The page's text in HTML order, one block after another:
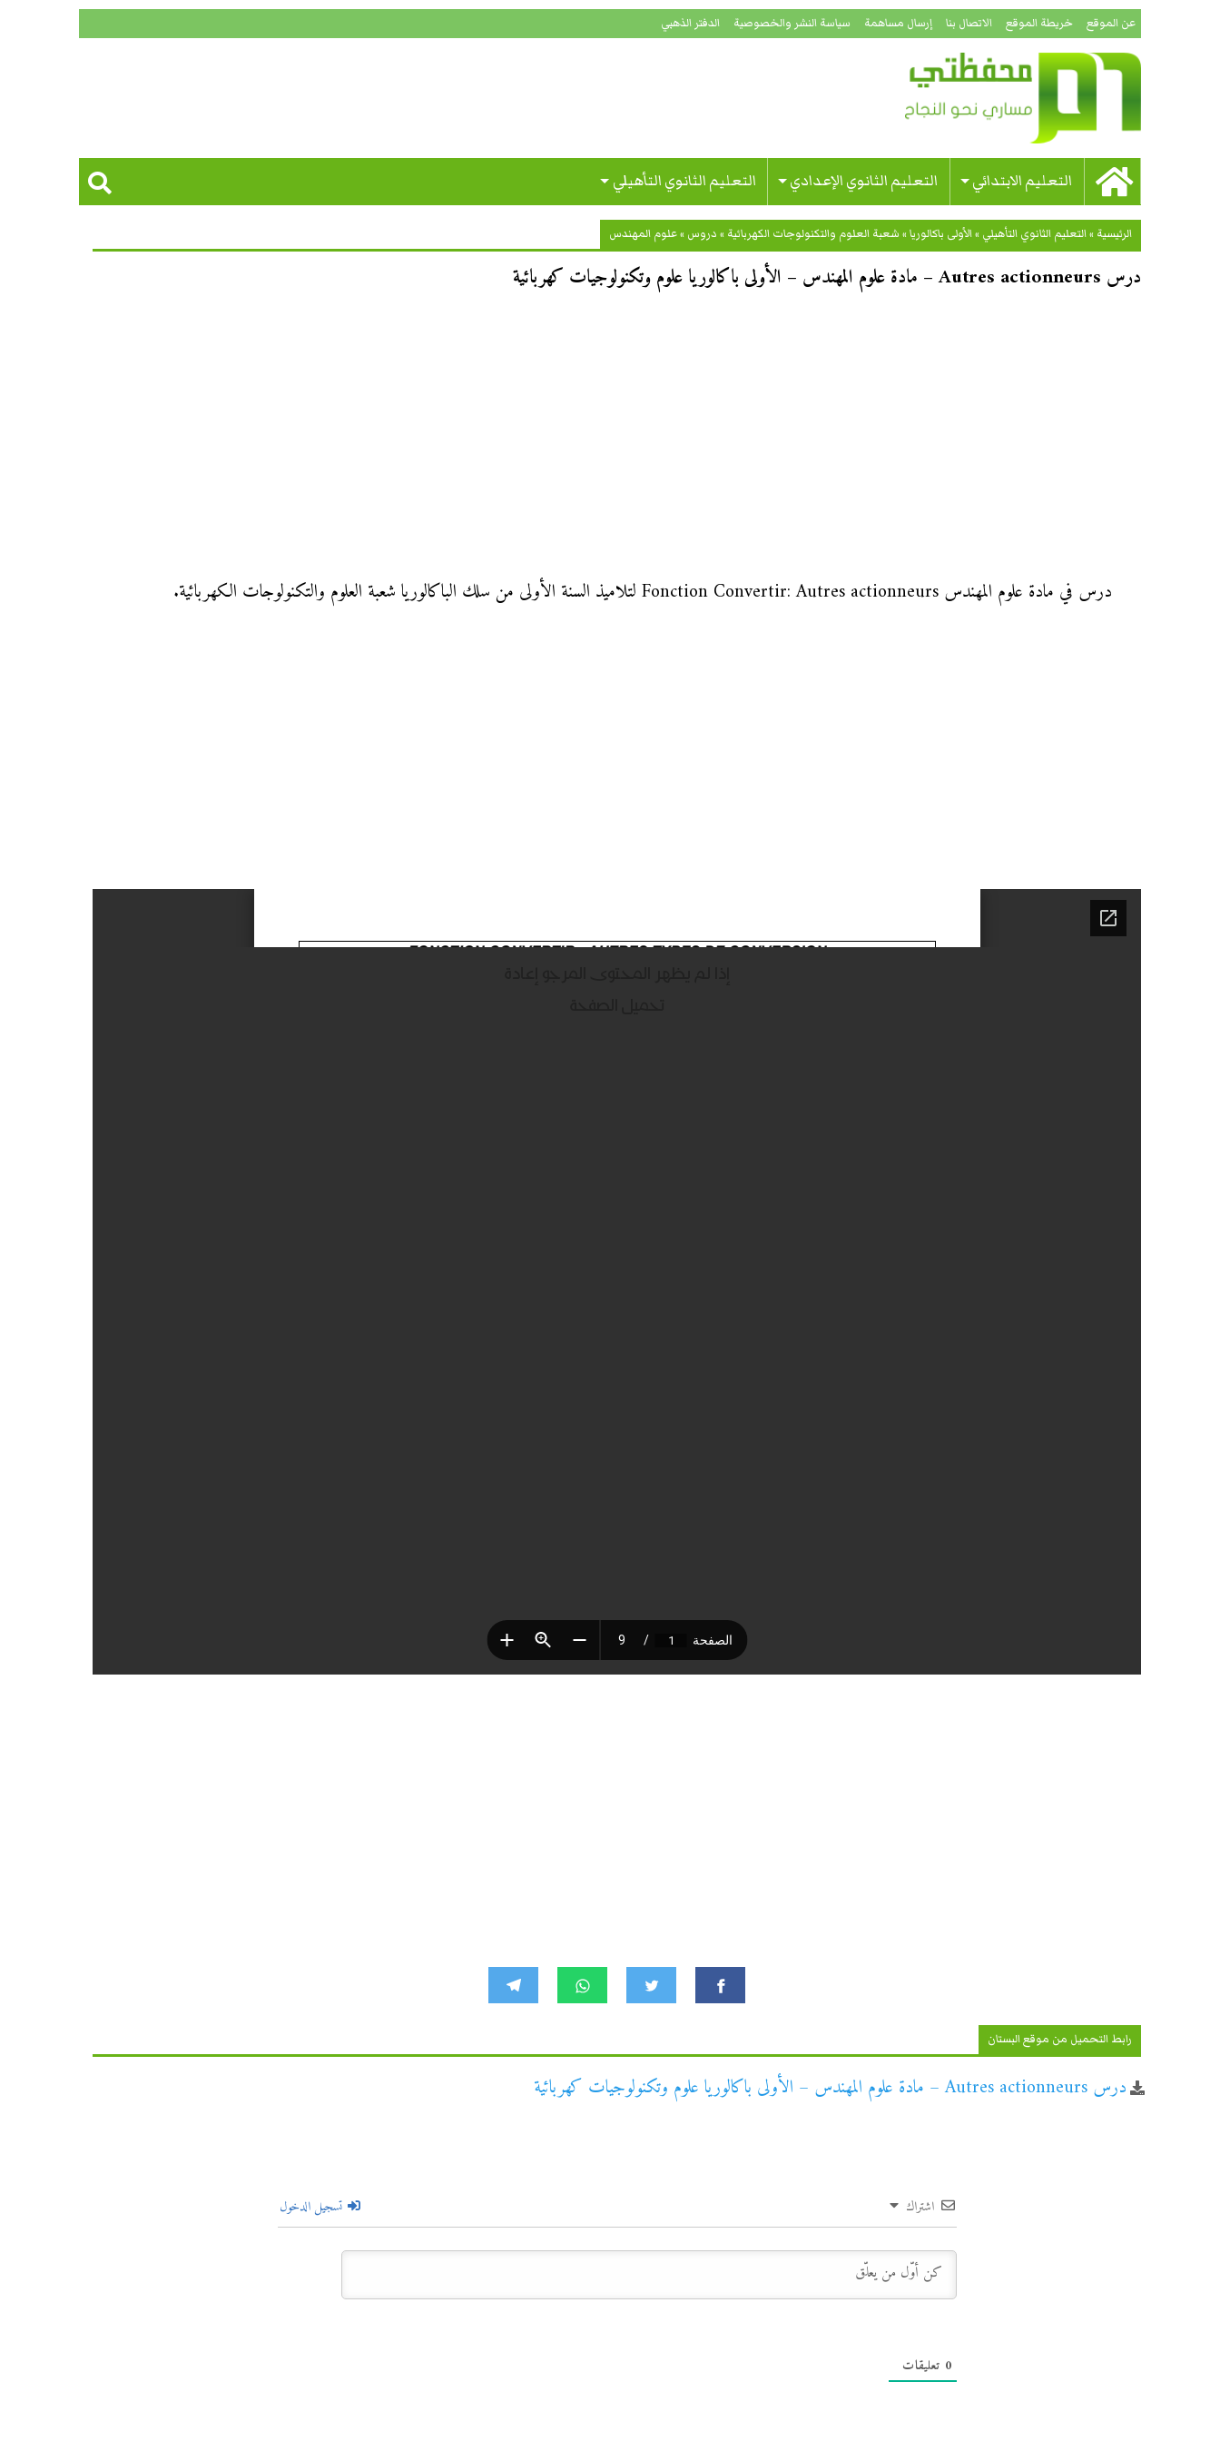
عن الموقع خريطة الموقع الاتصال بنا إرسال مساهمة سياسة النشر والخصوصية الدفتر الذهبي
التعليم الابتدائي التعليم الثانوي الإعدادي التعليم الثانوي التأهيلي
الرئيسية »التعليم الثانوي التأهيلي »الأولى باكالوريا» شعبة العلوم والتكنولوجات الكهربائية » دروس »علوم المهندس
درس Autres actionneurs – مادة علوم المهندس – الأولى باكالوريا علوم وتكنولوجيات كهربائية
درس في مادة علوم المهندس Fonction Convertir: Autres actionneurs لتلاميذ السنة الأولى من سلك الباكالوريا شعبة العلوم والتكنولوجات الكهربائية.
رابط التحميل من موقع البستان
درس Autres actionneurs – مادة علوم المهندس – الأولى باكالوريا علوم وتكنولوجيات كهربائية
اشتراك تسجيل الدخول
0 تعليقات